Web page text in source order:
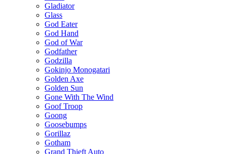
Gladiator
Glass
God Eater
God Hand
God of War
Godfather
Godzilla
Gokinjo Monogatari
Golden Axe
Golden Sun
Gone With The Wind
Goof Troop
Goong
Goosebumps
Gorillaz
Gotham
Grand Thieft Auto